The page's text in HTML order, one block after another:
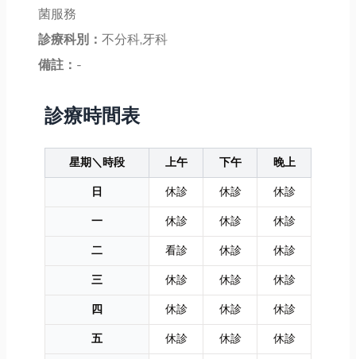
菌服務
診療科別： 不分科,牙科
備註： -
診療時間表
星期＼時段 上午 下午
晚上
日
休診 休診
休診
一
休診 休診
休診
二
看診 休診
休診
三
休診 休診
休診
四
休診 休診
休診
五
休診 休診
休診